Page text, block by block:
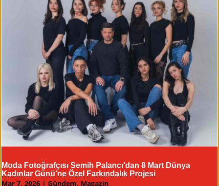
Moda Fotoğrafçısı Semih Palancı’dan 8 Mart Dünya
Kadınlar Günü’ne Özel Farkındalık Projesi
Mar 7, 2026 | Gündem, Magazin